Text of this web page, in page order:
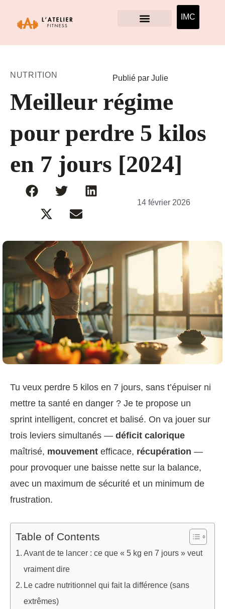
IMC
NUTRITION Publié par Julie
Meilleur régime
pour perdre 5 kilos
en 7 jours [2024]
14 février 2026
Tu veux perdre 5 kilos en 7 jours, sans t’épuiser ni
mettre ta santé en danger ? Je te propose un
sprint intelligent, concret et balisé. On va jouer sur
trois leviers simultanés — déficit calorique
maîtrisé, mouvement efficace, récupération —
pour provoquer une baisse nette sur la balance,
avec un maximum de sécurité et un minimum de
frustration.
Table of Contents
Avant de te lancer : ce que « 5 kg en 7 jours » veut
vraiment dire
Le cadre nutritionnel qui fait la différence (sans
extrêmes)